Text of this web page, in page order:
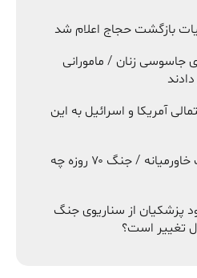
بازگشت حجاج اعلام شد
زنان / مامورانی
آمریکا و اسرائیل به این
برندگان پنهان جنگ خاورمیانه / جنگ ۷۰ روزه چه
پزشکیان از سناریوی جنگ
تغییر است؟